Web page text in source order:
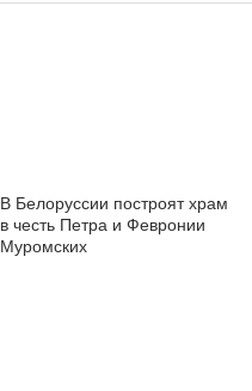
В Белоруссии построят храм
в честь Петра и Февронии
Муромских